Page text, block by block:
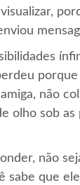
não
olho sob
não
sabe que